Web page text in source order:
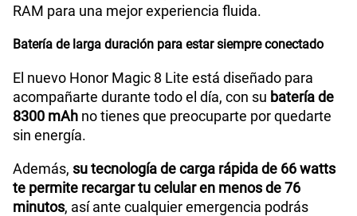
RAM para una mejor experiencia fluida.
Batería de larga duración para estar siempre conectado
El nuevo Honor Magic 8 Lite está diseñado para
acompañarte durante todo el día, con su batería de
8300 mAh no tienes que preocuparte por quedarte
sin energía.
Además, su tecnología de carga rápida de 66 watts
te permite recargar tu celular en menos de 76
minutos, así ante cualquier emergencia podrás